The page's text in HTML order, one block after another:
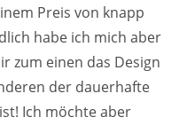
Preis von knapp
habe ich mich aber
zum einen das Design
der dauerhafte
Ich möchte aber